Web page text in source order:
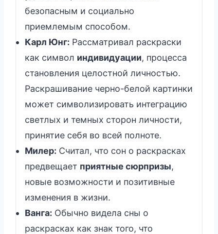
безопасным и социально
приемлемым способом.
Карл Юнг: Рассматривал раскраски
как символ индивидуации, процесса
становления целостной личностью.
Раскрашивание черно-белой картинки
может символизировать интеграцию
светлых и темных сторон личности,
принятие себя во всей полноте.
Милер: Считал, что сон о раскрасках
предвещает приятные сюрпризы,
новые возможности и позитивные
изменения в жизни.
Ванга: Обычно видела сны о
раскрасках как знак того, что